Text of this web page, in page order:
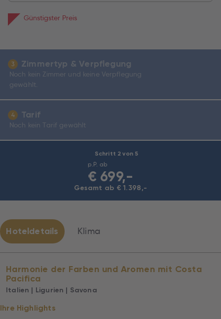
Schritt 2 von 5
p.P. ab
€ 699,-
Gesamt ab € 1.398,-
Günstigster Preis
3 Zimmertyp & Verpflegung
Noch kein Zimmer und keine Verpflegung
gewählt.
4 Tarif
Noch kein Tarif gewählt
Hoteldetails Klima
Harmonie der Farben und Aromen mit Costa
Pacifica
Italien | Ligurien | Savona
Ihre Highlights